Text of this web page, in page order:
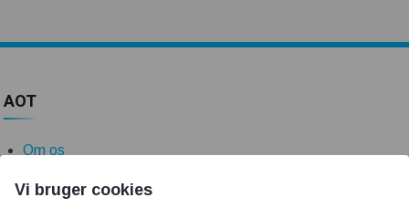
AOT
Om os
Kontakt
Vi bruger cookies